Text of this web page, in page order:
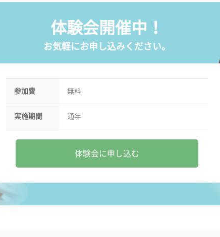
体験会開催中！
お気軽にお申し込みください。
参加費 無料
実施期間 通年
体験会に申し込む